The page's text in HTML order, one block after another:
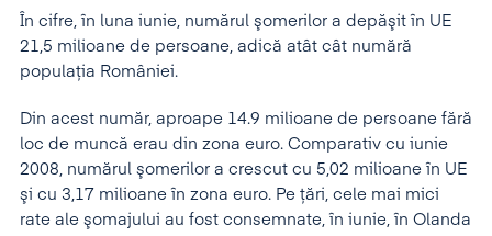
În cifre, în luna iunie, numărul şomerilor a depăşit în UE
21,5 milioane de persoane, adică atât cât numără
populaţia României.
Din acest număr, aproape 14.9 milioane de persoane fără
loc de muncă erau din zona euro. Comparativ cu iunie
2008, numărul şomerilor a crescut cu 5,02 milioane în UE
şi cu 3,17 milioane în zona euro. Pe ţări, cele mai mici
rate ale şomajului au fost consemnate, în iunie, în Olanda